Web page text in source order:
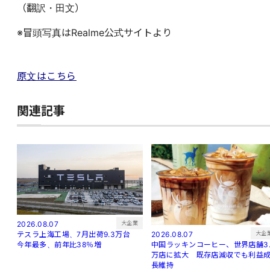
（翻訳・田文）
※冒頭写真はRealme公式サイトより
原文はこちら
関連記事
2026.08.07 大企業
テスラ上海工場、7月出荷9.3万台
今年最多、前年比38％増
2026.08.07 大企
中国ラッキンコーヒー、世界店舗
万店に拡大 既存店減収でも利益
長維持